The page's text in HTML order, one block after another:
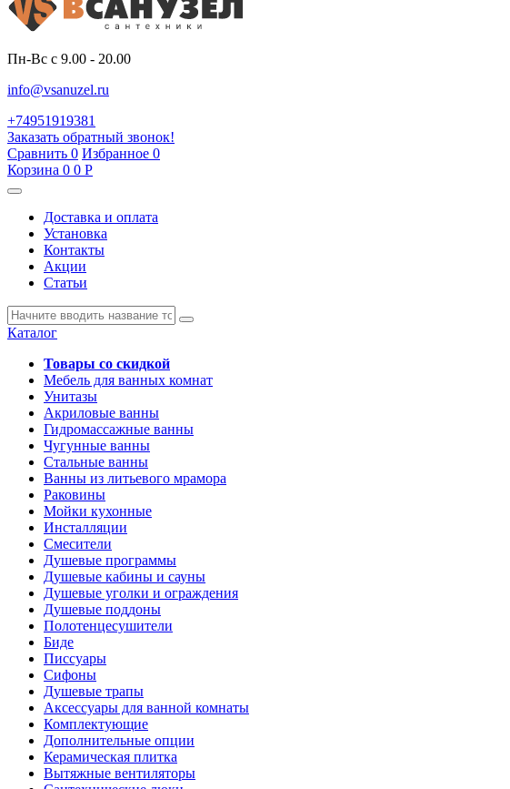
Пн-Вс с 9.00 - 20.00
info@vsanuzel.ru
+74951919381
Заказать обратный звонок!
Сравнить 0 Избранное 0
Корзина 0 0 Р
Доставка и оплата
Установка
Контакты
Акции
Статьи
Каталог
Товары со скидкой
Мебель для ванных комнат
Унитазы
Акриловые ванны
Гидромассажные ванны
Чугунные ванны
Стальные ванны
Ванны из литьевого мрамора
Раковины
Мойки кухонные
Инсталляции
Смесители
Душевые программы
Душевые кабины и сауны
Душевые уголки и ограждения
Душевые поддоны
Полотенцесушители
Биде
Писсуары
Сифоны
Душевые трапы
Аксессуары для ванной комнаты
Комплектующие
Дополнительные опции
Керамическая плитка
Вытяжные вентиляторы